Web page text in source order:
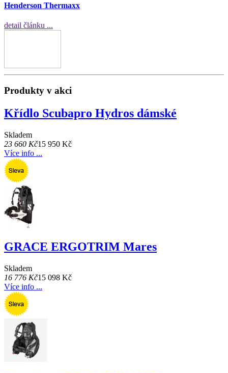
Henderson Thermaxx
detail článku ...
Produkty v akci
Křídlo Scubapro Hydros dámské
Skladem
23 660 Kč15 950 Kč
Více info ...
GRACE ERGOTRIM Mares
Skladem
16 776 Kč15 098 Kč
Více info ...